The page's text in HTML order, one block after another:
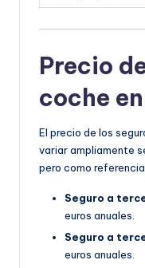
Precio
coche
El precio de los
variar ampliamente
pero como
Seguro a
euros anuales.
Seguro a
euros anuales.